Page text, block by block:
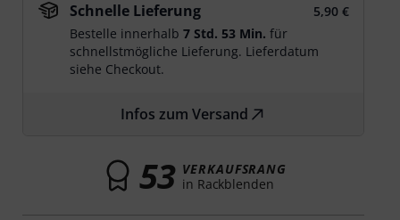
Schnelle Lieferung
5,90 €
Bestelle innerhalb7 Std. 53 Min. für
schnellstmögliche Lieferung. Lieferdatum
siehe Checkout.
Infos zum Versand
53 VERKAUFSRANG
in Rackblenden